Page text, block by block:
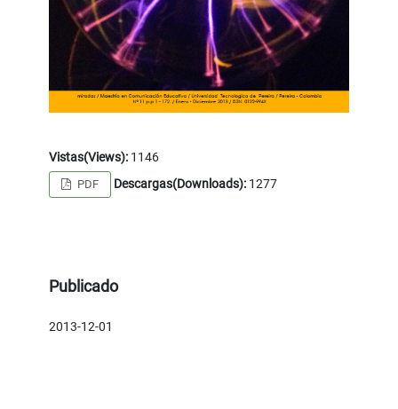
Vistas(Views): 1146
PDF Descargas(Downloads):1277
Publicado
2013-12-01